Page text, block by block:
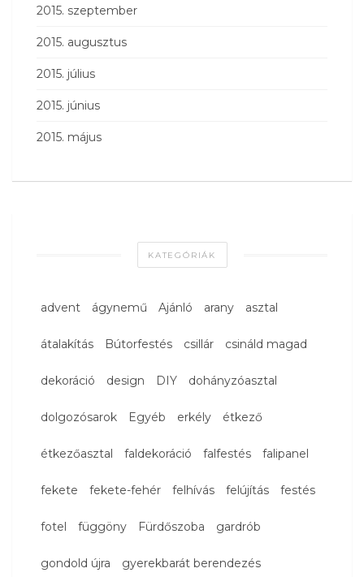
2015. szeptember
2015. augusztus
2015. július
2015. június
2015. május
KATEGÓRIÁK
advent ágynemű Ajánló arany asztal
átalakítás Bútorfestés csillár csináld magad
dekoráció design DIY dohányzóasztal
dolgozósarok Egyéb erkély étkező
étkezőasztal faldekoráció falfestés falipanel
fekete fekete-fehér felhívás felújítás festés
fotel függöny Fürdőszoba gardrób
gondold újra gyerekbarát berendezés